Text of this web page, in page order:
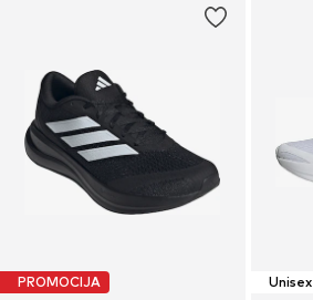
PROMOCIJA Unisex